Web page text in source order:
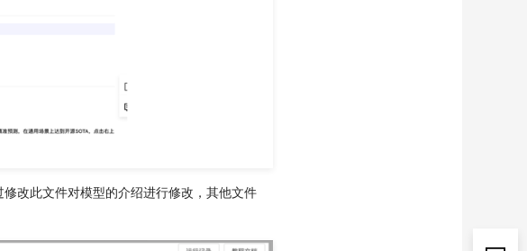
改此文件对模型的介绍进行修改，其他文件